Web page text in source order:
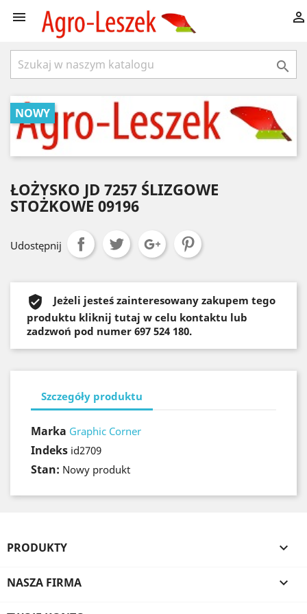
 

NOWY
ŁOŻYSKO JD 7257 ŚLIZGOWE
STOŻKOWE 09196
Udostępnij
Jeżeli jesteś zainteresowany zakupem tego
produktu kliknij tutaj w celu kontaktu lub
zadzwoń pod numer 697 524 180.
Szczegóły produktu
Marka Graphic Corner
Indeks id2709
Stan: Nowy produkt
PRODUKTY 
NASZA FIRMA 